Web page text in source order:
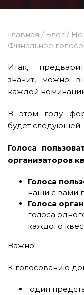
Главная / Блог /
Финальное
Итак,
значит, можно
каждой
В этом году
будет следующей:
Голоса
организаторов
Голоса
наши с вами
Голоса
голоса
каждого
Важно!
К голосованию
один